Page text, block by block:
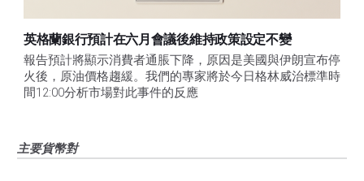
英格蘭銀行預計在六月會議後維持政策設定不變
報告預計將顯示消費者通脹下降，原因是美國與伊朗宣布停
火後，原油價格趨緩。我們的專家將於今日格林威治標準時
間12:00分析市場對此事件的反應
主要貨幣對